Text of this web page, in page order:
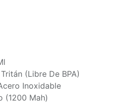
(Libre De BPA)
Inoxidable
(1200 Mah)